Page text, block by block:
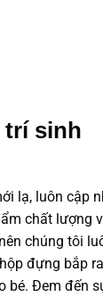
trí sinh
lạ, luôn cập
chất lượng
chúng tôi
đựng bắp
bé. Đem đến